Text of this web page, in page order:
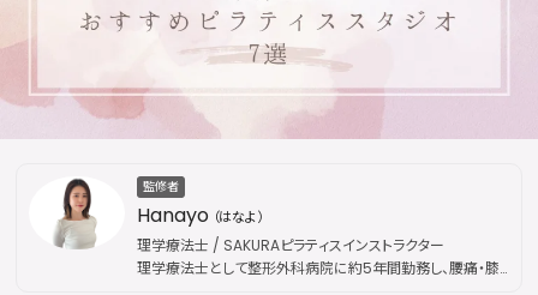
監修者
Hanayo （はなよ）
理学療法士 / SAKURAピラティスインストラクター
理学療法士として整形外科病院に約5年間勤務し、腰痛・膝